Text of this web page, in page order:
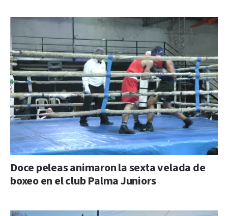
Doce peleas animaron la sexta velada de
boxeo en el club Palma Juniors